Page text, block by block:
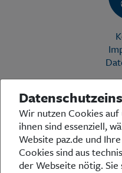
Die Preußische Allgemeine
in der deutschen
über das aktuelle
bezieht zu den
Stellung. In ihrer Arbeit fühlt
preußischen Wertekanon
Wir nutzen Cookies
ihnen sind essenziell,
Website paz.de und
Cookies sind aus
der Webseite nötig.